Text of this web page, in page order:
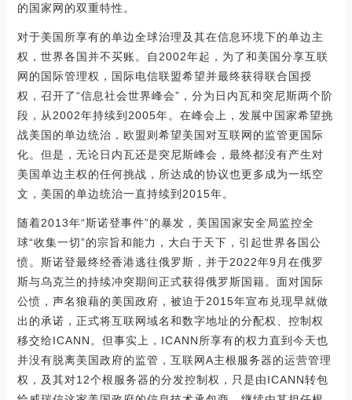
的国家网的双重特性。
对于美国所享有的单边全球治理及其在信息环境下的单边主
权，世界各国并不买账。自2002年起，为了和美国分享互联
网的国际管理权，国际电信联盟希望并最终获得联合国授
权，召开了“信息社会世界峰会”，分为日内瓦和突尼斯两个阶
段，从2002年持续到2005年。在峰会上，发展中国家希望挑
战美国的单边统治，欧盟则希望美国对互联网的监管更国际
化。但是，无论日内瓦还是突尼斯峰会，最终都没有产生对
美国单边主权的任何挑战，所达成的协议也更多成为一纸空
文，美国的单边统治一直持续到2015年。
随着2013年“斯诺登事件”的暴发，美国国家安全局监控全
球“收集一切”的宗旨和能力，大白于天下，引起世界各国公
愤。斯诺登最终经香港逃往俄罗斯，并于2022年9月在俄罗
斯与乌克兰的持续冲突期间正式获得俄罗斯国籍。面对国际
公愤，声名狼藉的美国政府，被迫于2015年宣布兑现早就做
出的承诺，正式将互联网域名和数字地址的分配权、控制权
移交给ICANN。但事实上，ICANN所享有的权力直到今天也
并没有脱离美国政府的监管，互联网A主根服务器的运营管理
权，及其对12个根服务器的分发控制权，只是由ICANN转包